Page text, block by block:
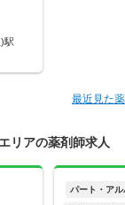
駅
最近見た
リアの薬剤師求人
パート・アル